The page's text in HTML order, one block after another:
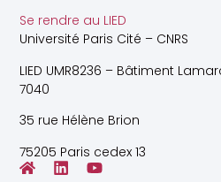
Se rendre au LIED
Université Paris Cité – CNRS
LIED UMR8236 – Bâtiment
7040
35 rue Hélène Brion
75205 Paris cedex 13